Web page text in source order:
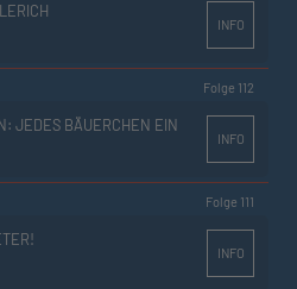
INFO
Folge 112
JEDES BÄUERCHEN EIN
INFO
Folge 111
INFO